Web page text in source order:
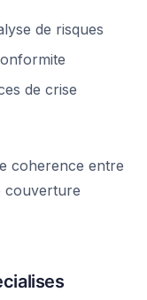
de risques
de crise
coherence entre
couverture